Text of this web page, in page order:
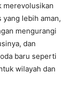
merevolusikan
lebih aman,
mengurangi
dan
baru seperti
wilayah dan